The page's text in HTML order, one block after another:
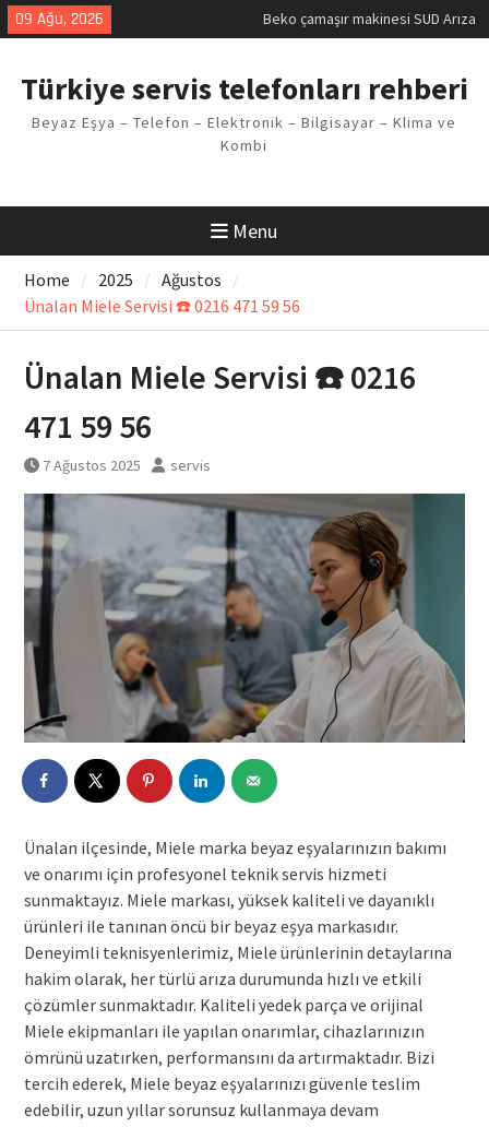
Skip
to
09 Ağu, 2026
Demirdöküm buzdolabı E1 Arıza
Arızası Çözümü
E02 Arıza Kodu Regal kombi
Sorunu
Türkiye servis telefonları rehberi
Beyaz Eşya – Telefon – Elektronik – Bilgisayar – Klima ve
Kombi
Menu
Home 2025
Ağustos
Ünalan Miele Servisi ☎️ 0216 471 59 56
Ünalan Miele Servisi ☎️ 0216
471 59 56
7 Ağustos 2025 servis
Ünalan ilçesinde, Miele marka beyaz eşyalarınızın bakımı
ve onarımı için profesyonel teknik servis hizmeti
sunmaktayız. Miele markası, yüksek kaliteli ve dayanıklı
ürünleri ile tanınan öncü bir beyaz eşya markasıdır.
Deneyimli teknisyenlerimiz, Miele ürünlerinin detaylarına
hakim olarak, her türlü arıza durumunda hızlı ve etkili
çözümler sunmaktadır. Kaliteli yedek parça ve orijinal
Miele ekipmanları ile yapılan onarımlar, cihazlarınızın
ömrünü uzatırken, performansını da artırmaktadır. Bizi
tercih ederek, Miele beyaz eşyalarınızı güvenle teslim
edebilir, uzun yıllar sorunsuz kullanmaya devam